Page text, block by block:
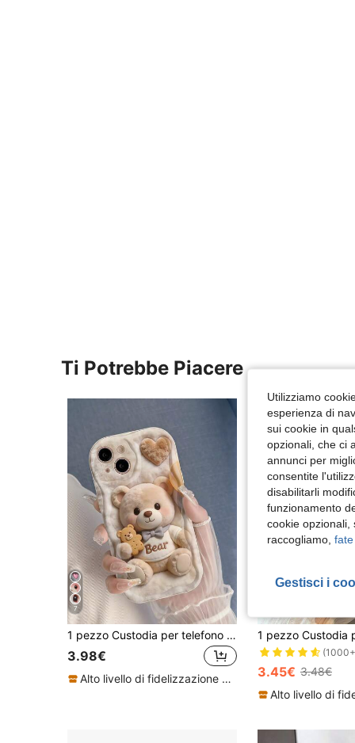
Ti Potrebbe Piacere
7
1 pezzo Custodia per telefono creativa e carina a forma di orsetto con cuore e bordo ondulato, protezione schermo, compatibile con Apple 7/8/X/XR/XSMAX/11/12/13/14/15/16/17Promax A14/A15/A16/A17/A04/A05/A06/A07/A54/A55/A56/A57/A34/A35A/36/A37/S26/S26Plus/S26Ultra SMART7/8/9/10
3.98€
Alto livello di fidelizzazione dei clienti 3.45€ 3.48€
Utilizziamo
esperienza di
sui cookie in
opzionali, che ci
annunci per
consentite
disabilitarli
funzionamento
cookie opzionali,
raccogliamo,
Gestisci i